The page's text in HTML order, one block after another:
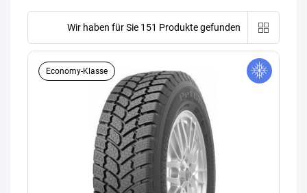
Wir haben für Sie 151 Produkte gefunden
Economy-Klasse